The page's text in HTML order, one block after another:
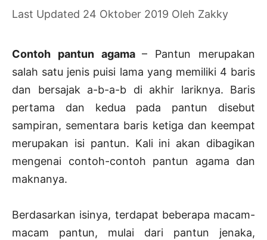
24 Oktober 2019 Oleh Zakky
Contoh pantun agama– Pantun merupakan
salah satu jenis puisi lama yang memiliki 4 baris
dan bersajak a-b-a-b di akhir lariknya. Baris
pertama dan kedua pada pantun disebut
sampiran, sementara baris ketiga dan keempat
merupakan isi pantun. Kali ini akan dibagikan
mengenai contoh-contoh pantun agama dan
maknanya.
Berdasarkan isinya, terdapat beberapa macam-
macam pantun, mulai dari pantun jenaka,